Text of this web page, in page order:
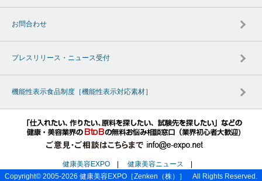
お問合わせ
プレスリリース・ニュース受付
機能性表示食品制度［機能性表示対応素材］
健康美容EXPO 健康美容ニュース
Copyright© 2005-2026 健康美容EXPO ［Zenken（株）］ All Rights Reserved.